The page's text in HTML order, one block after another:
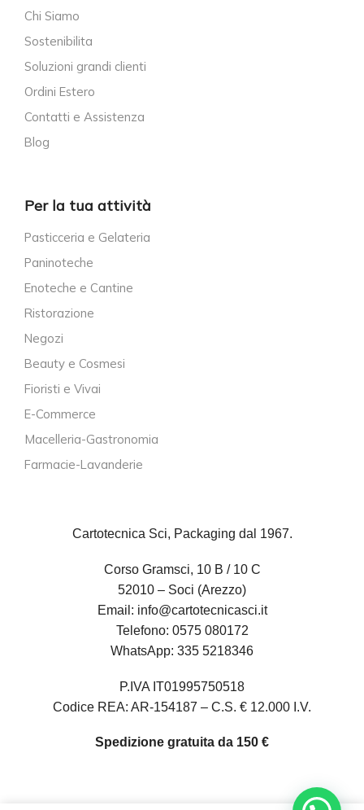
Chi Siamo
Sostenibilita
Soluzioni grandi clienti
Ordini Estero
Contatti e Assistenza
Blog
Per la tua attività
Pasticceria e Gelateria
Paninoteche
Enoteche e Cantine
Ristorazione
Negozi
Beauty e Cosmesi
Fioristi e Vivai
E-Commerce
Macelleria-Gastronomia
Farmacie-Lavanderie
Cartotecnica Sci, Packaging dal 1967.
Corso Gramsci, 10 B / 10 C
52010 – Soci (Arezzo)
Email: info@cartotecnicasci.it
Telefono: 0575 080172
WhatsApp: 335 5218346
P.IVA IT01995750518
Codice REA: AR-154187 – C.S. € 12.000 I.V.
Spedizione gratuita da 150 €